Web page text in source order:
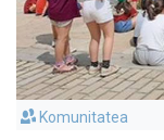
Komunitatea